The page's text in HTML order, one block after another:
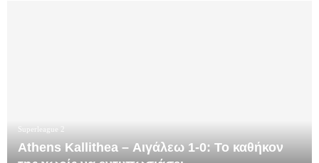
Superleague 2
Athens Kallithea – Αιγάλεω 1-0: Το καθήκον